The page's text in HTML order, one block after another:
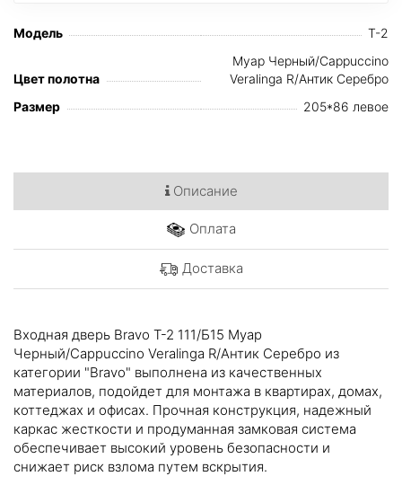
Модель T-2
Цвет полотна
Муар Черный/Cappuccino
Veralinga R/Антик Серебро
Размер
205*86 левое
Описание
Оплата
Доставка
Входная дверь Bravo T-2 111/Б15 Муар
Черный/Cappuccino Veralinga R/Антик Серебро из
категории "Bravo" выполнена из качественных
материалов, подойдет для монтажа в квартирах, домах,
коттеджах и офисах. Прочная конструкция, надежный
каркас жесткости и продуманная замковая система
обеспечивает высокий уровень безопасности и
снижает риск взлома путем вскрытия.